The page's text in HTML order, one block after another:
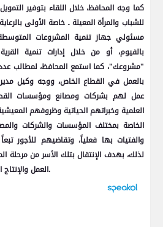
كما وجه المحافظ، خلال اللقاء بتوفير
للشباب والمرأة المعيلة ـ خاصة الأولى
مسئولي جهاز تنمية المشروعات
بالفيوم، أو من خلال إدارات تنمية
"مشروعك"، كما استمع المحافظ، لمطالب عدد
بالعمل في القطاع الخاص، ووجه وكيل
عمل لهم بشركات ومصانع ومؤسسات
العلمية وخبراتهم الحياتية وظروفهم
الخاصة بمختلف المؤسسات والشركات
والفتيات بها فعلياً، وتقاضيهم للأجور
لذلك، بهدف الإنتقال بتلك الأسر من مرحلة
العمل والإنتاج المستمر والاعتماد على النفس.